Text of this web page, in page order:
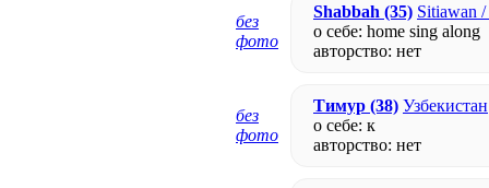
без
фото
Shabbah (35) Sitiawan
о себе: home sing along
авторство: нет
без
фото
Тимур (38) Узбекистан
о себе: к
авторство: нет